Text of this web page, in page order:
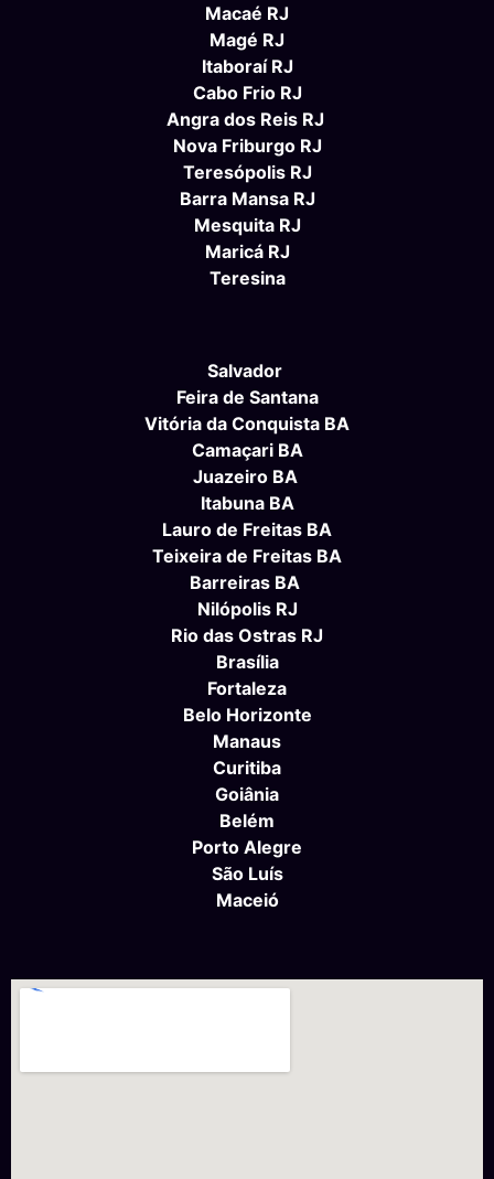
Macaé RJ
Magé RJ
Itaboraí RJ
Cabo Frio RJ
Angra dos Reis RJ
Nova Friburgo RJ
Teresópolis RJ
Barra Mansa RJ
Mesquita RJ
Maricá RJ
Teresina
Salvador
Feira de Santana
Vitória da Conquista BA
Camaçari BA
Juazeiro BA
Itabuna BA
Lauro de Freitas BA
Teixeira de Freitas BA
Barreiras BA
Nilópolis RJ
Rio das Ostras RJ
Brasília
Fortaleza
Belo Horizonte
Manaus
Curitiba
Goiânia
Belém
Porto Alegre
São Luís
Maceió